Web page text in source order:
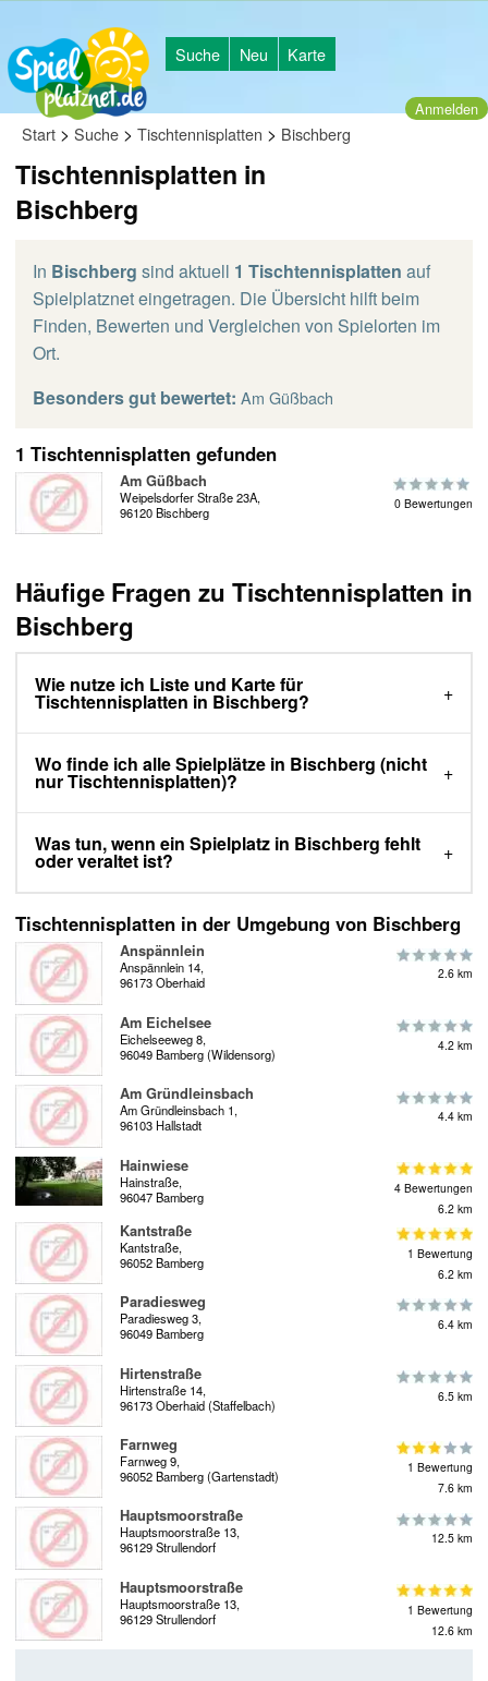
Suche Neu Karte
Anmelden
Start > Suche > Tischtennisplatten > Bischberg
Tischtennisplatten in
Bischberg
In Bischberg sind aktuell 1 Tischtennisplatten auf
Spielplatznet eingetragen. Die Übersicht hilft beim
Finden, Bewerten und Vergleichen von Spielorten im
Ort.
Besonders gut bewertet: Am Güßbach
1 Tischtennisplatten gefunden
Am Güßbach
Weipelsdorfer Straße 23A,
96120 Bischberg
0 Bewertungen
Häufige Fragen zu Tischtennisplatten in
Bischberg
Wie nutze ich Liste und Karte für
Tischtennisplatten in Bischberg?
Wo finde ich alle Spielplätze in Bischberg (nicht
nur Tischtennisplatten)?
Was tun, wenn ein Spielplatz in Bischberg fehlt
oder veraltet ist?
Tischtennisplatten in der Umgebung von Bischberg
Anspännlein
Anspännlein 14,
96173 Oberhaid
2.6 km
Am Eichelsee
Eichelseeweg 8,
96049 Bamberg (Wildensorg)
4.2 km
Am Gründleinsbach
Am Gründleinsbach 1,
96103 Hallstadt
4.4 km
Hainwiese
Hainstraße,
96047 Bamberg
4 Bewertungen
6.2 km
Kantstraße
Kantstraße,
96052 Bamberg
1 Bewertung
6.2 km
Paradiesweg
Paradiesweg 3,
96049 Bamberg
6.4 km
Hirtenstraße
Hirtenstraße 14,
96173 Oberhaid (Staffelbach)
6.5 km
Farnweg
Farnweg 9,
96052 Bamberg (Gartenstadt)
1 Bewertung
7.6 km
Hauptsmoorstraße
Hauptsmoorstraße 13,
96129 Strullendorf
12.5 km
Hauptsmoorstraße
Hauptsmoorstraße 13,
96129 Strullendorf
1 Bewertung
12.6 km